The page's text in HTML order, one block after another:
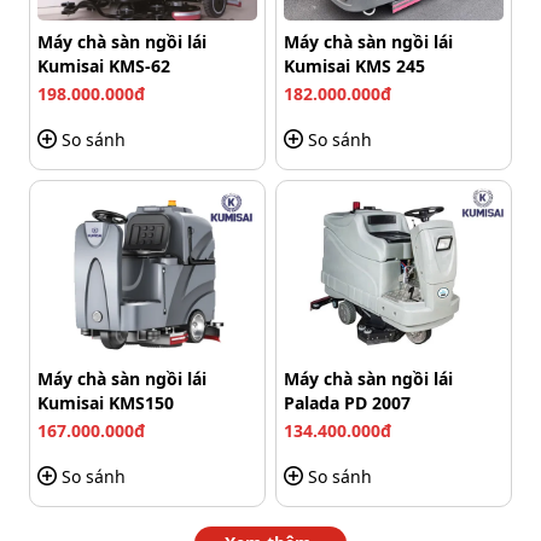
cần thêm nước hay thay nước thường xuyên, tiết kiệm
thời gian và công sức. Hơn nữa, hai bình chứa nước của
được thiết kế tách biệt nhau, đem đến sự tiện lợi cho
khi nước dơ được hút vào bên trong máy.
Máy chà sàn ngồi lái
Kumisai KMS-62
198.000.000đ
So sánh
Máy chà sàn ngồi lái
Kumisai KMS 245
182.000.000đ
So sánh
Máy chà sàn ngồi lái
Kumisai KMS150
167.000.000đ
So sánh
Máy chà sàn ngồi lái
Palada PD 2007
134.400.000đ
So sánh